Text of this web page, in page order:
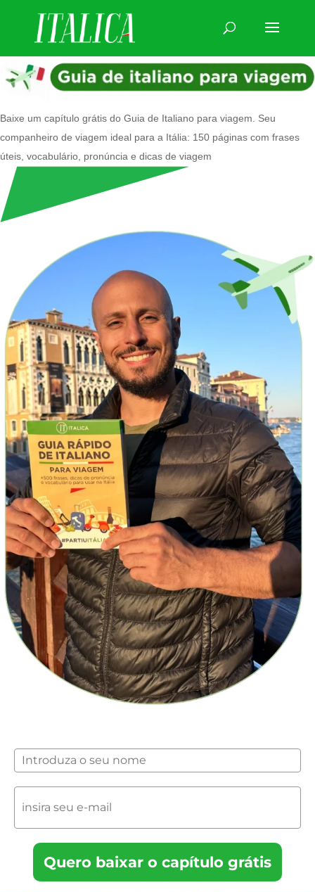
Baixe um capítulo grátis do Guia de Italiano para viagem. Seu
companheiro de viagem ideal para a Itália: 150 páginas com frases
úteis, vocabulário, pronúncia e dicas de viagem
Quero baixar o capítulo grátis